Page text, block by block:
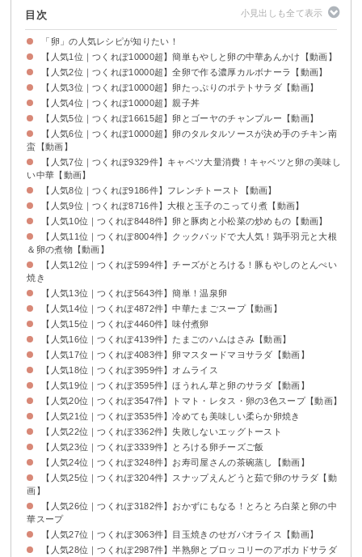
目次
「卵」の人気レシピが知りたい！
【人気1位｜つくれぽ10000超】簡単もやしと卵の中華あんかけ【動画】
【人気2位｜つくれぽ10000超】全卵で作る濃厚カルボナーラ【動画】
【人気3位｜つくれぽ10000超】卵たっぷりのポテトサラダ【動画】
【人気4位｜つくれぽ10000超】親子丼
【人気5位｜つくれぽ16615超】卵とゴーヤのチャンプルー【動画】
【人気6位｜つくれぽ10000超】卵のタルタルソースが決め手のチキン南
蛮【動画】
【人気7位｜つくれぽ9329件】キャベツ大量消費！キャベツと卵の美味し
い中華【動画】
【人気8位｜つくれぽ9186件】フレンチトースト【動画】
【人気9位｜つくれぽ8716件】大根と玉子のこってり煮【動画】
【人気10位｜つくれぽ8448件】卵と豚肉と小松菜の炒めもの【動画】
【人気11位｜つくれぽ8004件】クックパッドで大人気！鶏手羽元と大根
＆卵の煮物【動画】
【人気12位｜つくれぽ5994件】チーズがとろける！豚もやしのとんぺい
焼き
【人気13位｜つくれぽ5643件】簡単！温泉卵
【人気14位｜つくれぽ4872件】中華たまごスープ【動画】
【人気15位｜つくれぽ4460件】味付煮卵
【人気16位｜つくれぽ4139件】たまごのハムはさみ【動画】
【人気17位｜つくれぽ4083件】卵マスタードマヨサラダ【動画】
【人気18位｜つくれぽ3959件】オムライス
【人気19位｜つくれぽ3595件】ほうれん草と卵のサラダ【動画】
【人気20位｜つくれぽ3547件】トマト・レタス・卵の3色スープ【動画】
【人気21位｜つくれぽ3535件】冷めても美味しい柔らか卵焼き
【人気22位｜つくれぽ3362件】失敗しないエッグトースト
【人気23位｜つくれぽ3339件】とろける卵チーズご飯
【人気24位｜つくれぽ3248件】お寿司屋さんの茶碗蒸し【動画】
【人気25位｜つくれぽ3204件】スナップえんどうと茹で卵のサラダ【動
画】
【人気26位｜つくれぽ3182件】おかずにもなる！とろとろ白菜と卵の中
華スープ
【人気27位｜つくれぽ3063件】目玉焼きのせガパオライス【動画】
【人気28位｜つくれぽ2987件】半熟卵とブロッコリーのアボカドサラダ